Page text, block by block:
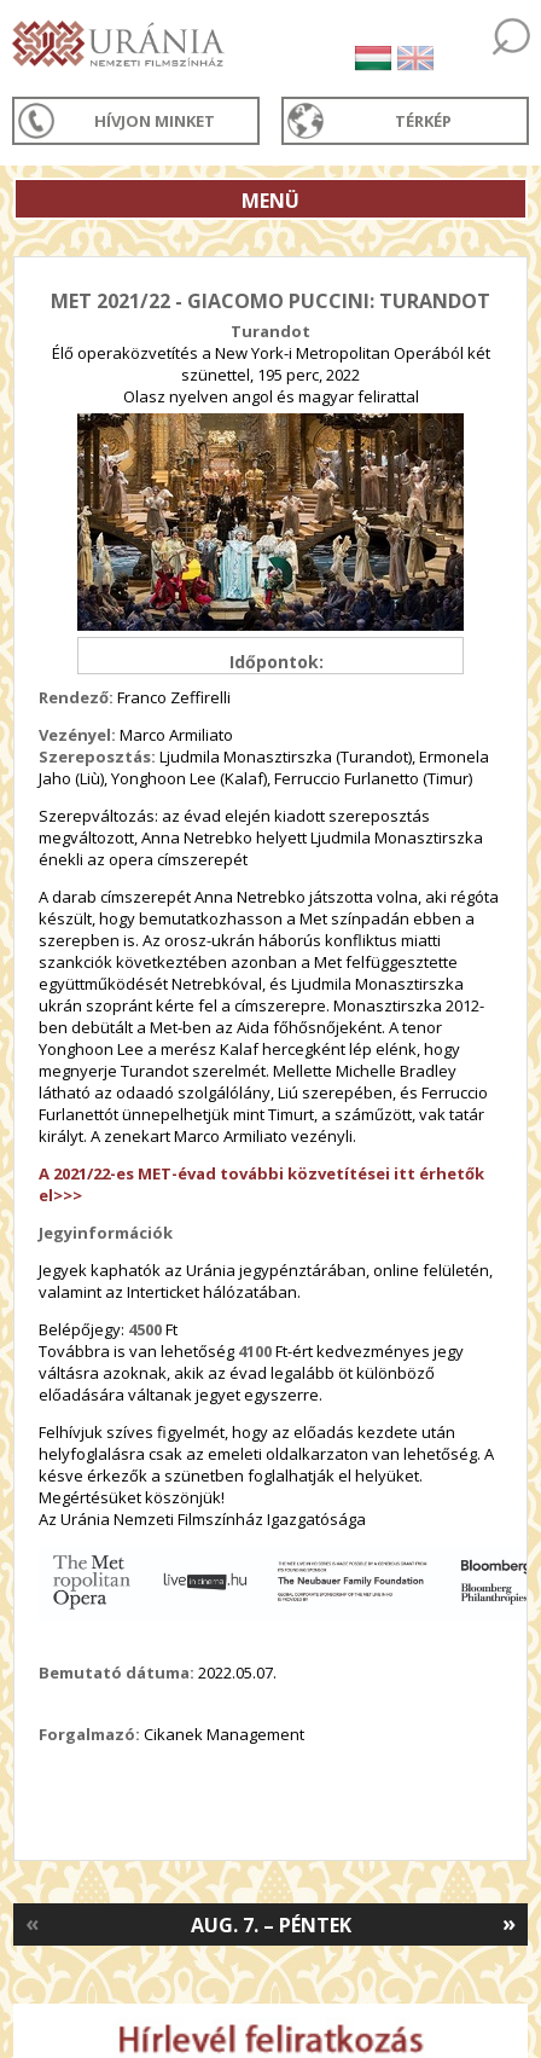
HÍVJON MINKET TÉRKÉP
MENÜ
MET 2021/22 - GIACOMO PUCCINI: TURANDOT
Turandot
Élő operaközvetítés a New York-i Metropolitan Operából két
szünettel, 195 perc, 2022
Olasz nyelven angol és magyar felirattal
Időpontok:
Rendező: Franco Zeffirelli
Vezényel: Marco Armiliato
Szereposztás: Ljudmila Monasztirszka (Turandot), Ermonela
Jaho (Liù), Yonghoon Lee (Kalaf), Ferruccio Furlanetto (Timur)
Szerepváltozás: az évad elején kiadott szereposztás
megváltozott, Anna Netrebko helyett Ljudmila Monasztirszka
énekli az opera címszerepét
A darab címszerepét Anna Netrebko játszotta volna, aki régóta
készült, hogy bemutatkozhasson a Met színpadán ebben a
szerepben is. Az orosz-ukrán háborús konfliktus miatti
szankciók következtében azonban a Met felfüggesztette
együttműködését Netrebkóval, ésLjudmila Monasztirszka
ukrán szopránt kérte fel a címszerepre. Monasztirszka 2012-
ben debütált a Met-ben az Aida főhősnőjeként. A tenor
Yonghoon Lee a merész Kalaf hercegként lép elénk, hogy
megnyerje Turandot szerelmét. Mellette Michelle Bradley
látható az odaadó szolgálólány, Liú szerepében, és Ferruccio
Furlanettót ünnepelhetjük mint Timurt, a száműzött, vak tatár
királyt. A zenekart Marco Armiliato vezényli.
A 2021/22-es MET-évad további közvetítései itt érhetők
el>>>
Jegyinformációk
Jegyek kaphatók az Uránia jegypénztárában, online felületén,
valamint az Interticket hálózatában.
Belépőjegy: 4500Ft
Továbbra is van lehetőség 4100Ft-ért kedvezményes jegy
váltásra azoknak, akik az évad legalább öt különböző
előadására váltanak jegyet egyszerre.
Felhívjuk szíves figyelmét, hogy az előadás kezdete után
helyfoglalásra csak az emeleti oldalkarzaton van lehetőség. A
késve érkezők a szünetben foglalhatják el helyüket.
Megértésüket köszönjük!
Az Uránia Nemzeti Filmszínház Igazgatósága
Bemutató dátuma: 2022.05.07.
Forgalmazó: Cikanek Management
»
AUG. 7. – PÉNTEK
«